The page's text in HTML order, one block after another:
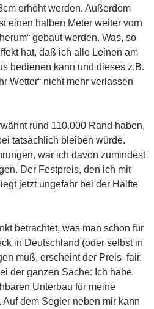
erhöht werden. Außerdem
einen halben Meter weiter vorn
gebaut werden. Was, so
hat, daß ich alle Leinen am
bedienen kann und dieses z.B.
Wetter“ nicht mehr verlassen
rund 110.000 Rand haben,
tatsächlich bleiben würde.
war ich davon zumindest
Der Festpreis, den ich mit
jetzt ungefähr bei der Hälfte
betrachtet, was man schon für
in Deutschland (oder selbst in
muß, erscheint der Preis fair.
der ganzen Sache: Ich habe
Unterbau für meine
dem Segler neben mir kann